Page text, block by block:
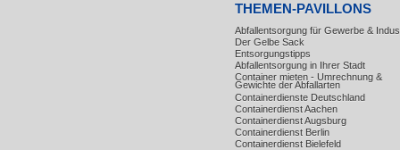
THEMEN-PAVILLONS
Abfallentsorgung für Gewerbe &
Der Gelbe Sack
Entsorgungstipps
Abfallentsorgung in Ihrer Stadt
Container mieten - Umrechnung &
Gewichte der Abfallarten
Containerdienste Deutschland
Containerdienst Aachen
Containerdienst Augsburg
Containerdienst Berlin
Containerdienst Bielefeld